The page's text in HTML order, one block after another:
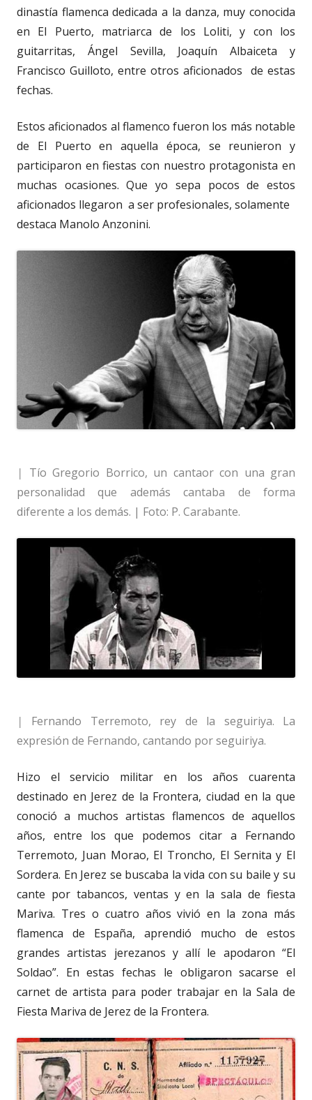
dinastía flamenca dedicada a la danza, muy conocida
en El Puerto, matriarca de los Loliti, y con los
guitarritas, Ángel Sevilla, Joaquín Albaiceta y
Francisco Guilloto, entre otros aficionados de estas
fechas.
Estos aficionados al flamenco fueron los más notable
de El Puerto en aquella época, se reunieron y
participaron en fiestas con nuestro protagonista en
muchas ocasiones. Que yo sepa pocos de estos
aficionados llegaron a ser profesionales, solamente
destaca Manolo Anzonini.
| Tío Gregorio Borrico, un cantaor con una gran
personalidad que además cantaba de forma
diferente a los demás. | Foto: P. Carabante.
| Fernando Terremoto, rey de la seguiriya. La
expresión de Fernando, cantando por seguiriya.
Hizo el servicio militar en los años cuarenta
destinado en Jerez de la Frontera, ciudad en la que
conoció a muchos artistas flamencos de aquellos
años, entre los que podemos citar a Fernando
Terremoto, Juan Morao, El Troncho, El Sernita y El
Sordera. En Jerez se buscaba la vida con su baile y su
cante por tabancos, ventas y en la sala de fiesta
Mariva. Tres o cuatro años vivió en la zona más
flamenca de España, aprendió mucho de estos
grandes artistas jerezanos y allí le apodaron “El
Soldao”. En estas fechas le obligaron sacarse el
carnet de artista para poder trabajar en la Sala de
Fiesta Mariva de Jerez de la Frontera.